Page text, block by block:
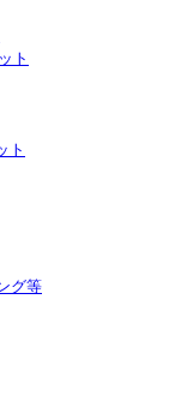
ト
ト
グ等